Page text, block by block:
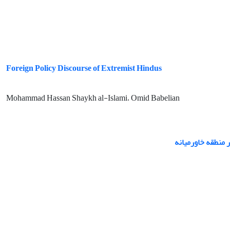
Foreign Policy Discourse of Extremist Hindus
Mohammad Hassan Shaykh al-Islami، Omid Babelian
خاورمیانه